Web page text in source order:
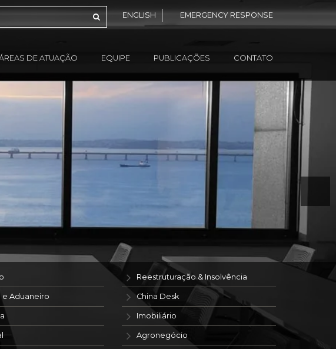
ENGLISH EMERGENCY RESPONSE
DE ATUAÇÃO EQUIPE PUBLICAÇÕES CONTATO
e Aduaneiro
Reestruturação & Insolvência
China Desk
Imobiliário
Agronegócio